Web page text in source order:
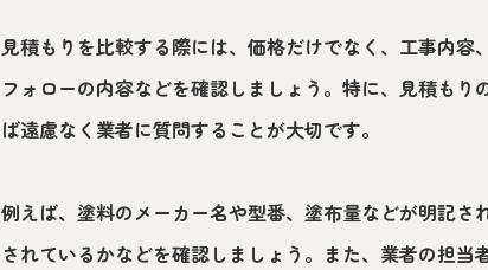
見積もりを比較する際には、価格だけでなく、工事内容
フォローの内容などを確認しましょう。特に、見積も
ば遠慮なく業者に質問することが大切です。
例えば、塗料のメーカー名や型番、塗布量などが明記
されているかなどを確認しましょう。また、業者の担